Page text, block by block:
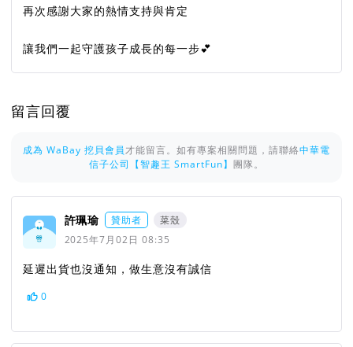
再次感謝大家的熱情支持與肯定
讓我們一起守護孩子成長的每一步💕
留言回覆
成為 WaBay 挖貝會員才能留言。如有專案相關問題，請聯絡中華電
信子公司【智趣王 SmartFun】 團隊。
許珮瑜 贊助者
菜殼
2025年7月02日 08:35
延遲出貨也沒通知，做生意沒有誠信
0